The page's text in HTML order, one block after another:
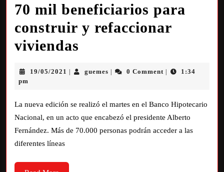
70 mil beneficiarios para
construir y refaccionar
viviendas
19/05/2021 guemes 0 Comment
1:34
pm
La nueva edición se realizó el martes en el Banco Hipotecario
Nacional, en un acto que encabezó el presidente Alberto
Fernández. Más de 70.000 personas podrán acceder a las
diferentes líneas